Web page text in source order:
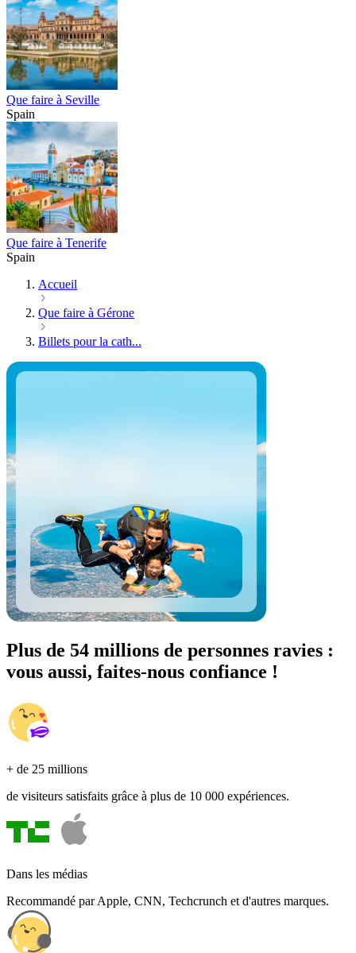
Que faire à Seville
Spain
Que faire à Tenerife
Spain
Accueil
Que faire à Gérone
Billets pour la cath...
Plus de 54 millions de personnes ravies :
vous aussi, faites-nous confiance !
+ de 25 millions
de visiteurs satisfaits grâce à plus de 10 000 expériences.
Dans les médias
Recommandé par Apple, CNN, Techcrunch et d'autres marques.